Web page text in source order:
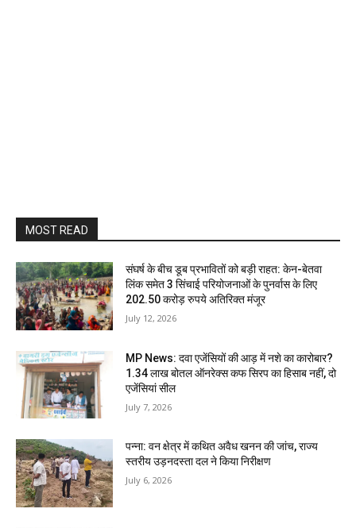
MOST READ
संघर्ष के बीच डूब प्रभावितों को बड़ी राहत: केन-बेतवा
लिंक समेत 3 सिंचाई परियोजनाओं के पुनर्वास के लिए
202.50 करोड़ रुपये अतिरिक्त मंजूर
July 12, 2026
MP News: दवा एजेंसियों की आड़ में नशे का कारोबार?
1.34 लाख बोतल ऑनरेक्स कफ सिरप का हिसाब नहीं, दो
एजेंसियां सील
July 7, 2026
पन्ना: वन क्षेत्र में कथित अवैध खनन की जांच, राज्य
स्तरीय उड़नदस्ता दल ने किया निरीक्षण
July 6, 2026